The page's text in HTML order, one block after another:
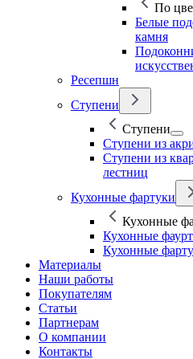
По
Белые
камня
Ресепшн
Ступени
Ступени
Ступени из
Ступени из
лестниц
Кухонные фартуки
Кухонные
Кухонные
Кухонные
Материалы
Наши работы
Покупателям
Статьи
Партнерам
О компании
Контакты